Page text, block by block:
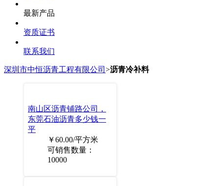
最新产品
资质证书
联系我们
深圳市中恒沥青工程有限公司 >沥青冷补料
南山区沥青铺路公司，
东莞石油沥青多少钱一
平
￥60.00/平方米
可销售数量：
10000